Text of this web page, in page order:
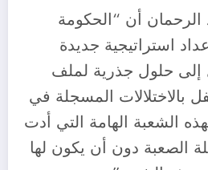
أن “الحكومة
استراتيجية جديدة
إلى حلول جذرية لملف
بالاختلالات المسجلة في
الشعبة الهامة التي أدت
الصعبة دون أن يكون لها